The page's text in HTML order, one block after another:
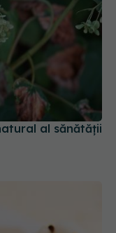
al sănătății